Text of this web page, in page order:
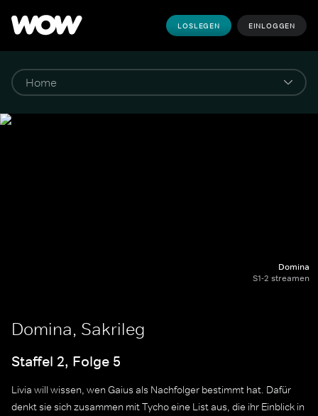
LOSLEGEN EINLOGGEN
Domina
S1-2 streamen
Domina, Sakrileg
Staffel 2, Folge 5
Livia will wissen, wen Gaius als Nachfolger bestimmt hat. Dafür
denkt sie sich zusammen mit Tycho eine List aus, die ihr Einblick in